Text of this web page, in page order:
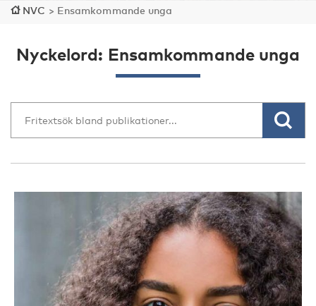
NVC > Ensamkommande unga
Nyckelord: Ensamkommande unga